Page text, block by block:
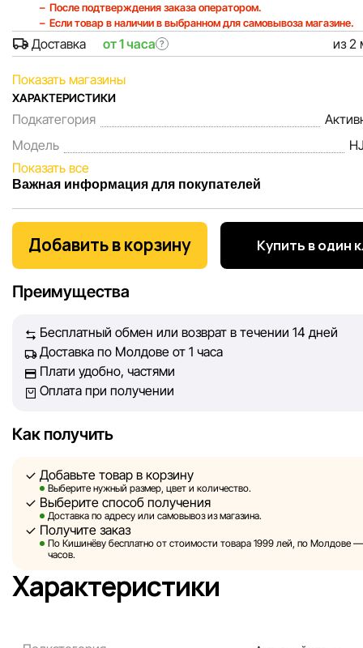
После подтверждения заказа оператором.
Если товар в наличии в выбранном для самовывоза магазине.
Доставка от 1 часа ? из 2
Показать магазины
ХАРАКТЕРИСТИКИ
Подкатегория
Модель
Показать все
Важная информация для покупателей
Мы, команда сети магазинов Sportlandia, ценим доверие
покупателей. Каждый день мы работаем над тем, чтобы
информация о товарах и услугах, представленная на
обеспечить вас достоверной информацией, чтобы вы
Однако, несмотря на постоянный контроль, Sportlandia
гарантировать абсолютную точность всех данных,
сайте, ввиду возможных технических ошибок или сбоев.
сторонних ресурсах, ссылки на которые могут быть
Sportlandia оставляет за собой право в одностороннем
без предварительного уведомления вносить изменения в
характеристики и потребительские свойства товаров.
Изображения, представленные на сайте, являются
Общая информация о товарах предоставляется в
целях.
Добавить в корзину Купить в один
Преимущества
Бесплатный обмен или возврат в течении 14 дней
Доставка по Молдове от 1 часа
Плати удобно, частями
Оплата при получении
Как получить
Добавьте товар в корзину
Выберите нужный размер, цвет и количество.
Выберите способ получения
Доставка по адресу или самовывоз из магазина.
Получите заказ
По Кишинёву бесплатно от стоимости товара 1999 лей, по Молдове —
часов.
Характеристики